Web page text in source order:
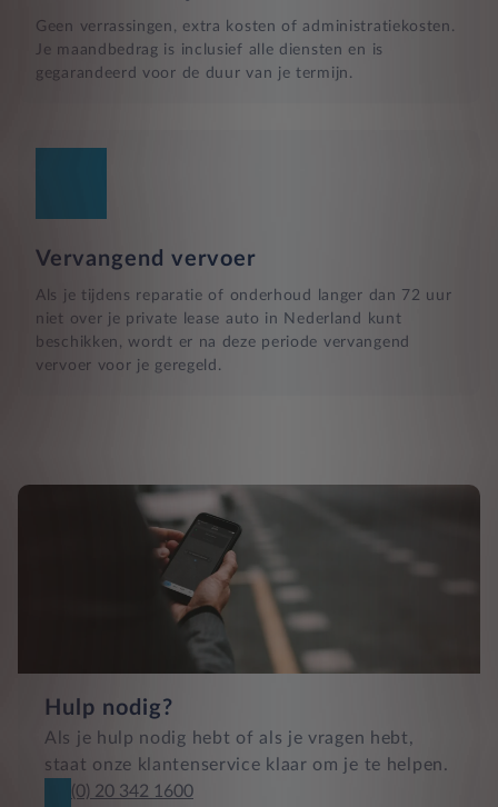
Geen verrassingen, extra kosten of administratiekosten.
Je maandbedrag is inclusief alle diensten en is
gegarandeerd voor de duur van je termijn.
Vervangend vervoer
Als je tijdens reparatie of onderhoud langer dan 72 uur
niet over je private lease auto in Nederland kunt
beschikken, wordt er na deze periode vervangend
vervoer voor je geregeld.
Hulp nodig?
Als je hulp nodig hebt of als je vragen hebt,
staat onze klantenservice klaar om je te helpen.
(0) 20 342 1600